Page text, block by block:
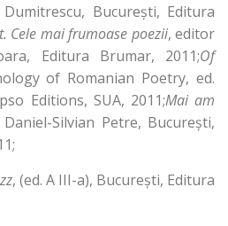
București, Editura
Cele mai frumoase poezii, editor
Editura Brumar, 2011;Of
of Romanian Poetry, ed.
Editions, SUA, 2011;Mai am
Silvian Petre, București,
, (ed. A III-a), București, Editura